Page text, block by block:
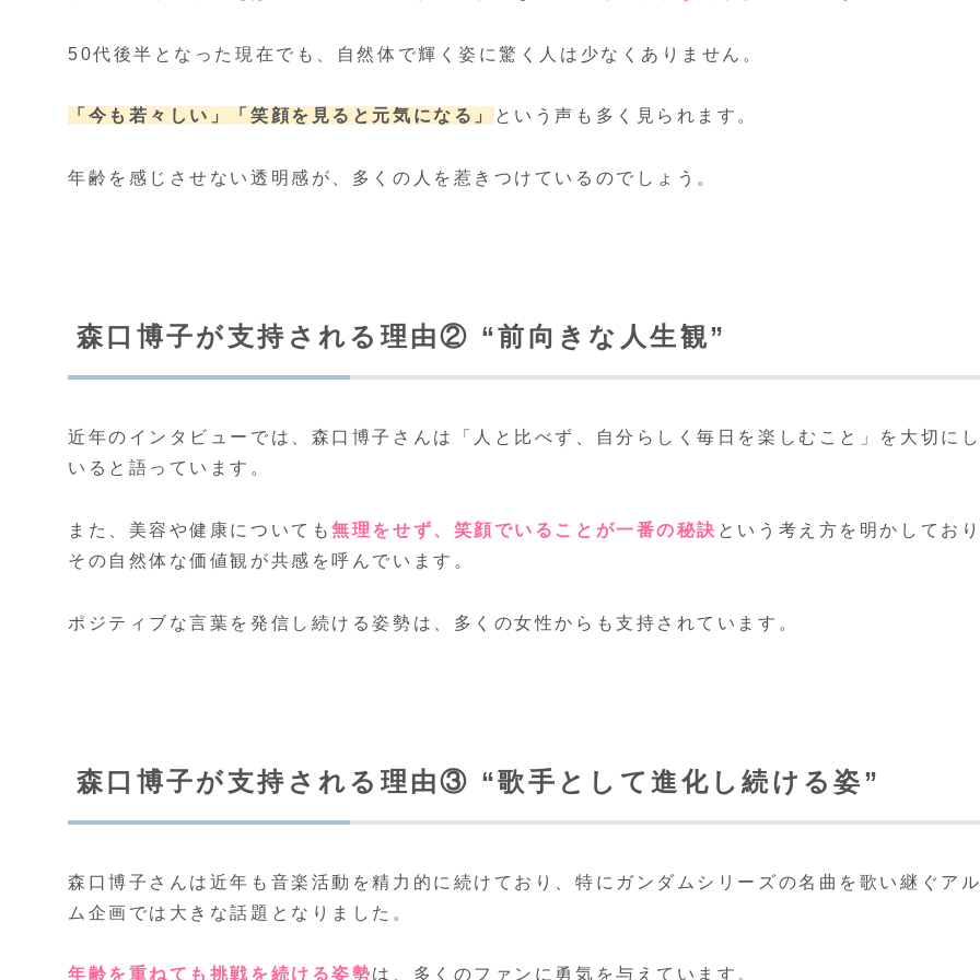
50代後半となった現在でも、自然体で輝く姿に驚く人は少なくありません。
「今も若々しい」 「笑顔を見ると元気になる」 という声も多く見られます。
年齢を感じさせない透明感が、多くの人を惹きつけているのでしょう。
森口博子が支持される理由② “前向きな人生観”
近年のインタビューでは、森口博子さんは「人と比べず、自分らしく毎日を楽しむこと」を大切に
いると語っています。
また、美容や健康についても無理をせず、笑顔でいることが一番の秘訣 という考え方を明かしてお
その自然体な価値観が共感を呼んでいます。
ポジティブな言葉を発信し続ける姿勢は、多くの女性からも支持されています。
森口博子が支持される理由③ “歌手として進化し続ける姿”
森口博子さんは近年も音楽活動を精力的に続けており、特にガンダムシリーズの名曲を歌い継ぐア
ム企画では大きな話題となりました。
年齢を重ねても挑戦を続ける姿勢は、多くのファンに勇気を与えています。